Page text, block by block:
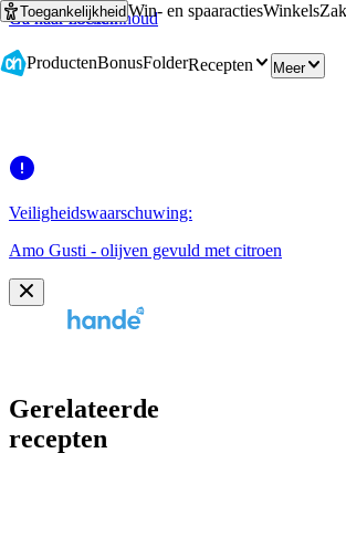
Ga naar hoofdinhoud
Ga naar zoeken
ToegankelijkheidWin- en spaaractiesWinkels
ProductenBonusFolderRecepten Meer
Veiligheidswaarschuwing:
Amo Gusti - olijven gevuld met citroen
Gerelateerde
recepten